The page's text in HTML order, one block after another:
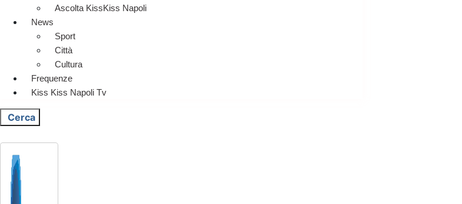
Ascolta KissKiss Napoli
News
Sport
Città
Cultura
Frequenze
Kiss Kiss Napoli Tv
Cerca